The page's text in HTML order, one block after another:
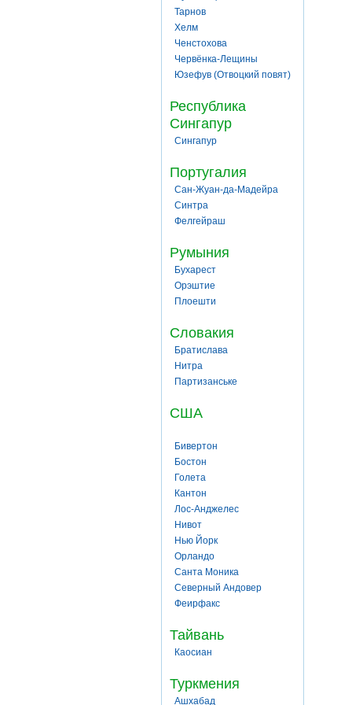
Тарнов
Хелм
Ченстохова
Червёнка-Лещины
Юзефув (Отвоцкий повят)
Республика
Сингапур
Сингапур
Португалия
Сан-Жуан-да-Мадейра
Синтра
Фелгейраш
Румыния
Бухарест
Орэштие
Плоешти
Словакия
Братислава
Нитра
Партизанське
США
Бивертон
Бостон
Голета
Кантон
Лос-Анджелес
Нивот
Нью Йорк
Орландо
Санта Моника
Северный Андовер
Феирфакс
Тайвань
Каосиан
Туркмения
Ашхабад